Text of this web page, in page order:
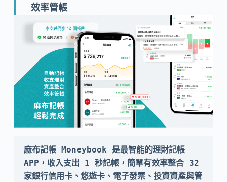
效率管帳
麻布記帳 Moneybook 是最智能的理財記帳
APP，收入支出 1 秒記帳，簡單有效率整合 32
家銀行信用卡、悠遊卡、電子發票、投資資產與管